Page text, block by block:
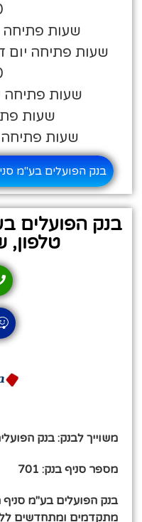
שעות פתיחה יום ג':
שעות פתיחה יום ה':
שעות
שעות פתיחה
בנק הפועלים בע"מ
בנק הפועלים
טלפון,
משוייך לבנק: בנק
מספר סניף בנק: 701
בנק הפועלים בע"מ סניף
מתקדמים ומתחדשים